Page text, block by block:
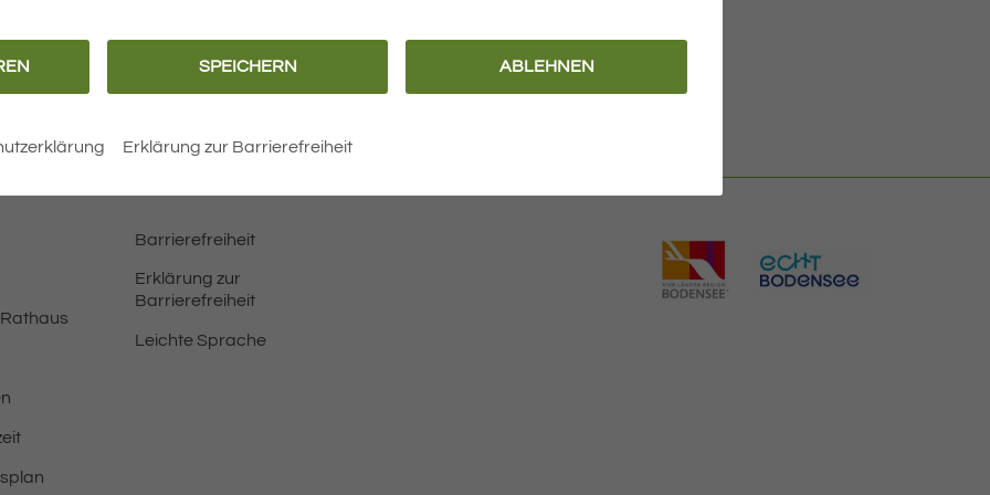
Barrierefreiheit
Erklärung zur
Barrierefreiheit
Leichte Sprache
SPEICHERN ABLEHNEN
Erklärung zur Barrierefreiheit